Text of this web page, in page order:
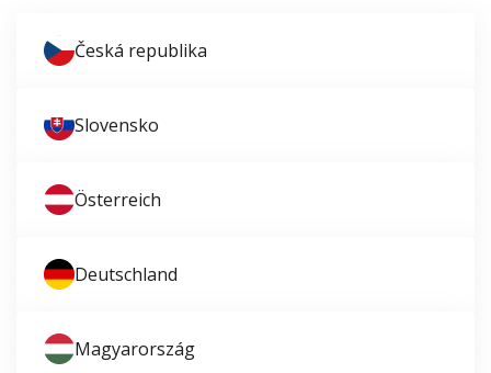
Česká republika
Slovensko
Österreich
Deutschland
Magyarország